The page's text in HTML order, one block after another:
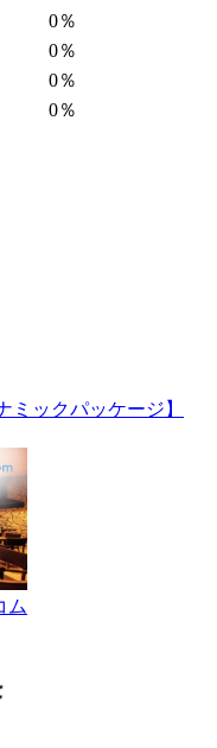
0％
0％
0％
0％
ミックパッケージ】
ム